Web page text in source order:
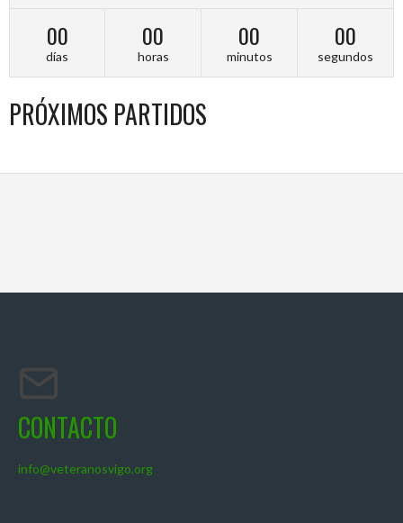
00
días
00
horas
00
minutos
00
segundos
PRÓXIMOS PARTIDOS
CONTACTO
info@veteranosvigo.org